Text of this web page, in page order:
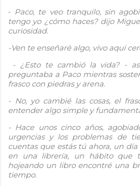
- Paco, te veo tranquilo, sin
tengo yo ¿cómo haces? dijo
curiosidad.
-Ven te enseñaré algo, vivo aquí
- ¿Esto te cambió la vida? -
preguntaba a Paco mientras
frasco con piedras y arena.
- No, yo cambié las cosas, el
entender algo simple y
- Hace unos cinco años,
urgencias y los problemas de
cuentas que estás tú ahora, un
en una librería, un hábito que
hojeando un libro encontré una
tiempo.